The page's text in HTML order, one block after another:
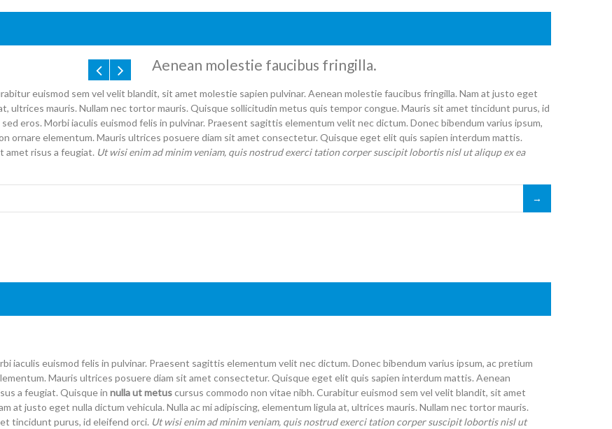
Aenean molestie faucibus fringilla.
euismod sem vel velit blandit, sit amet molestie sapien pulvinar. Aenean molestie faucibus fringilla. Nam at justo eget
ultrices mauris. Nullam nec tortor mauris. Quisque sollicitudin metus quis tempor congue. Mauris sit amet tincidunt purus, id
eros. Morbi iaculis euismod felis in pulvinar. Praesent sagittis elementum velit nec dictum. Donec bibendum varius ipsum,
ornare elementum. Mauris ultrices posuere diam sit amet consectetur. Quisque eget elit quis sapien interdum mattis.
amet risus a feugiat. Ut wisi enim ad minim veniam, quis nostrud exerci tation corper suscipit lobortis nisl ut aliqup ex ea
iaculis euismod felis in pulvinar. Praesent sagittis elementum velit nec dictum. Donec bibendum varius ipsum, ac pretium
Mauris ultrices posuere diam sit amet consectetur. Quisque eget elit quis sapien interdum mattis. Aenean
a feugiat. Quisque in nulla ut metuscursus commodo non vitae nibh. Curabitur euismod sem vel velit blandit, sit amet
at justo eget nulla dictum vehicula. Nulla ac mi adipiscing, elementum ligula at, ultrices mauris. Nullam nec tortor mauris.
tincidunt purus, id eleifend orci. Ut wisi enim ad minim veniam, quis nostrud exerci tation corper suscipit lobortis nisl ut